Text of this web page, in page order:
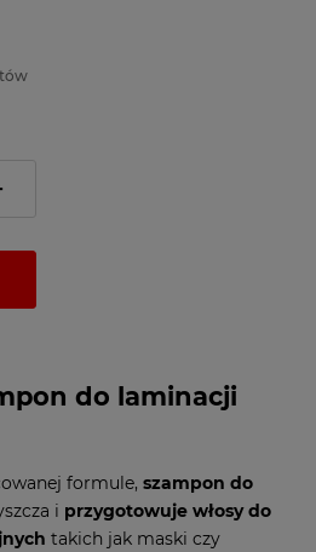
do laminacji
formule, szampon do
i przygotowuje włosy do
takich jak maski czy